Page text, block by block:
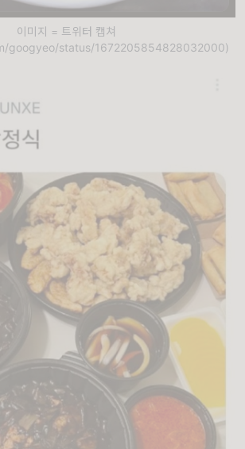
이미지 = 트위터 캡쳐
googyeo/status/1672205854828032000)